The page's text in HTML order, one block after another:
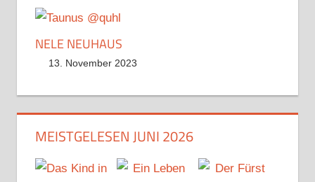
NELE NEUHAUS
13. November 2023
MEISTGELESEN JUNI 2026